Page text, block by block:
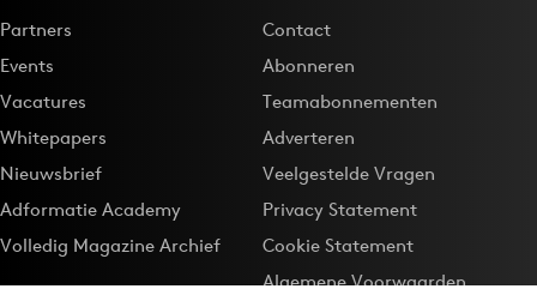
Partners
Events
Vacatures
Whitepapers
Nieuwsbrief
Adformatie Academy
Volledig Magazine Archief
Contact
Abonneren
Teamabonnementen
Adverteren
Veelgestelde Vragen
Privacy Statement
Cookie Statement
Algemene Voorwaarden